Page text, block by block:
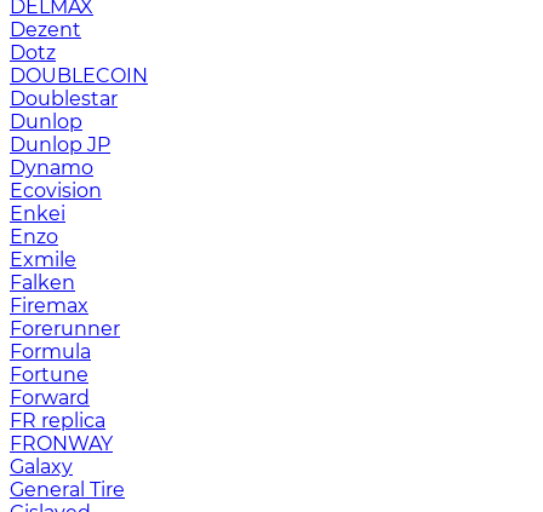
DELMAX
Dezent
Dotz
DOUBLECOIN
Doublestar
Dunlop
Dunlop JP
Dynamo
Ecovision
Enkei
Enzo
Exmile
Falken
Firemax
Forerunner
Formula
Fortune
Forward
FR replica
FRONWAY
Galaxy
General Tire